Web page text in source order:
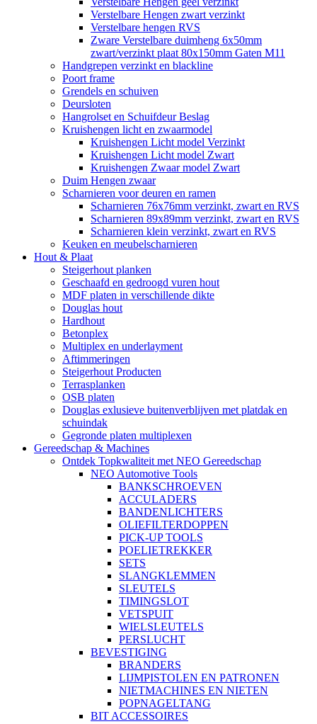
Verstelbare Hengen zwart verzinkt
Verstelbare hengen RVS
Zware Verstelbare duimheng 6x50mm
zwart/verzinkt plaat 80x150mm Gaten M11
Handgrepen verzinkt en blackline
Poort frame
Grendels en schuiven
Deursloten
Hangrolset en Schuifdeur Beslag
Kruishengen licht en zwaarmodel
Kruishengen Licht model Verzinkt
Kruishengen Licht model Zwart
Kruishengen Zwaar model Zwart
Duim Hengen zwaar
Scharnieren voor deuren en ramen
Scharnieren 76x76mm verzinkt, zwart en RVS
Scharnieren 89x89mm verzinkt, zwart en RVS
Scharnieren klein verzinkt, zwart en RVS
Keuken en meubelscharnieren
Hout & Plaat
Steigerhout planken
Geschaafd en gedroogd vuren hout
MDF platen in verschillende dikte
Douglas hout
Hardhout
Betonplex
Multiplex en underlayment
Aftimmeringen
Steigerhout Producten
Terrasplanken
OSB platen
Douglas exlusieve buitenverblijven met platdak en
schuindak
Gegronde platen multiplexen
Gereedschap & Machines
Ontdek Topkwaliteit met NEO Gereedschap
NEO Automotive Tools
BANKSCHROEVEN
ACCULADERS
BANDENLICHTERS
OLIEFILTERDOPPEN
PICK-UP TOOLS
POELIETREKKER
SETS
SLANGKLEMMEN
SLEUTELS
TIMINGSLOT
VETSPUIT
WIELSLEUTELS
PERSLUCHT
BEVESTIGING
BRANDERS
LIJMPISTOLEN EN PATRONEN
NIETMACHINES EN NIETEN
POPNAGELTANG
BIT ACCESSOIRES